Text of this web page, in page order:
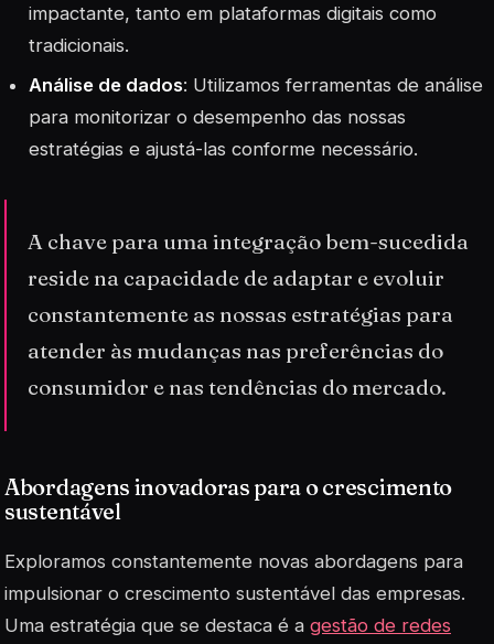
impactante, tanto em plataformas digitais como
tradicionais.
Análise de dados: Utilizamos ferramentas de análise
para monitorizar o desempenho das nossas
estratégias e ajustá-las conforme necessário.
A chave para uma integração bem-sucedida
reside na capacidade de adaptar e evoluir
constantemente as nossas estratégias para
atender às mudanças nas preferências do
consumidor e nas tendências do mercado.
Abordagens inovadoras para o crescimento
sustentável
Exploramos constantemente novas abordagens para
impulsionar o crescimento sustentável das empresas.
Uma estratégia que se destaca é a gestão de redes